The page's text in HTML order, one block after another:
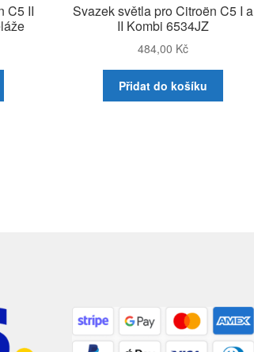
C5 II
Svazek světla pro Citroën C5 I a
II Kombi 6534JZ
484,00 Kč
Přidat do košíku